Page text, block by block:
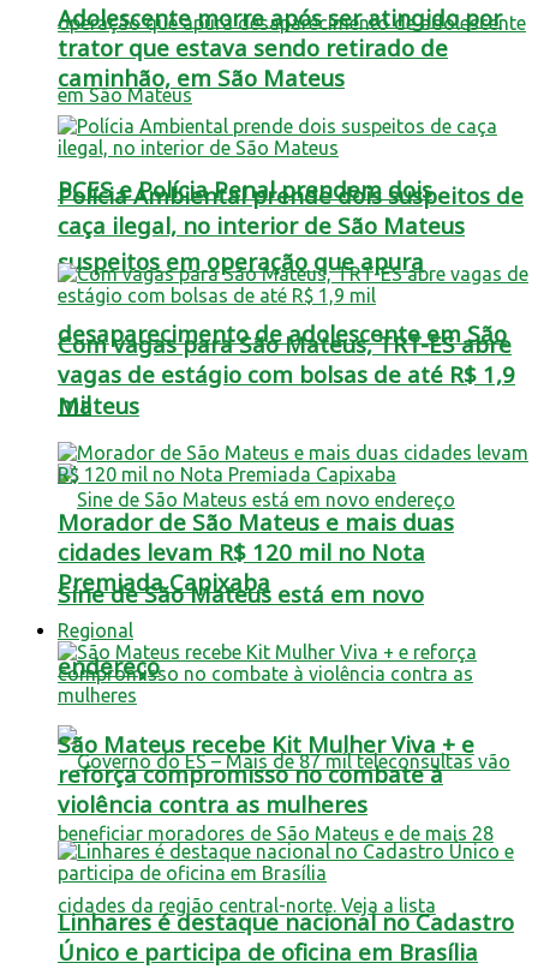
PCES e Polícia Penal prendem dois
suspeitos em operação que apura
desaparecimento de adolescente em São
Mateus
Sine de São Mateus está em novo
endereço
Adolescente morre após ser atingido por
trator que estava sendo retirado de
caminhão, em São Mateus
Polícia Ambiental prende dois suspeitos de
caça ilegal, no interior de São Mateus
Com vagas para São Mateus, TRT-ES abre
vagas de estágio com bolsas de até R$ 1,9
mil
Morador de São Mateus e mais duas
cidades levam R$ 120 mil no Nota
Premiada Capixaba
Regional
São Mateus recebe Kit Mulher Viva + e
reforça compromisso no combate à
violência contra as mulheres
Linhares é destaque nacional no Cadastro
Único e participa de oficina em Brasília